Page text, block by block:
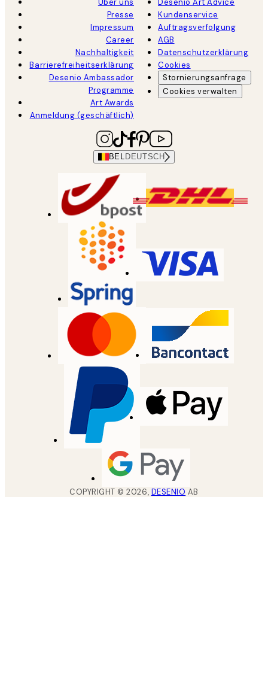
Über uns
Presse
Impressum
Career
Nachhaltigkeit
Barrierefreiheitserklärung
Desenio Ambassador
Programme
Art Awards
Anmeldung (geschäftlich)
Desenio Art Advice
Kundenservice
Auftragsverfolgung
AGB
Datenschutzerklärung
Cookies
Stornierungsanfrage
Cookies verwalten
BEL DEUTSCH
COPYRIGHT ©2026, DESENIO AB